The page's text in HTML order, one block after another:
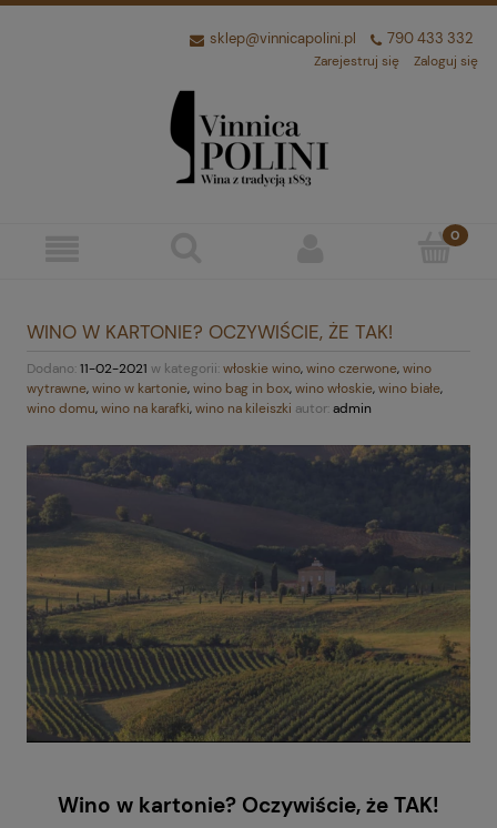
sklep@vinnicapolini.pl 790 433 332
Zarejestruj się Zaloguj się
WINO W KARTONIE? OCZYWIŚCIE, ŻE TAK!
Dodano:11-02-2021 w kategorii:włoskie wino,wino czerwone,wino
wytrawne,wino w kartonie,wino bag in box,wino włoskie,wino białe,
wino domu,wino na karafki,wino na kileiszki autor:admin
Wino w kartonie? Oczywiście, że TAK!